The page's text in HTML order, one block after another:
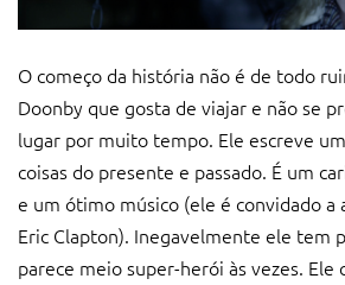
O começo da história não é de todo
Doonby que gosta de viajar e não se
lugar por muito tempo. Ele escreve
coisas do presente e passado. É um
e um ótimo músico (ele é convidado a
Eric Clapton). Inegavelmente ele tem
parece meio super-herói às vezes. Ele